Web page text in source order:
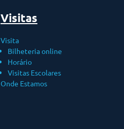
Visitas
Visita
Bilheteria online
Horário
Visitas Escolares
Onde Estamos